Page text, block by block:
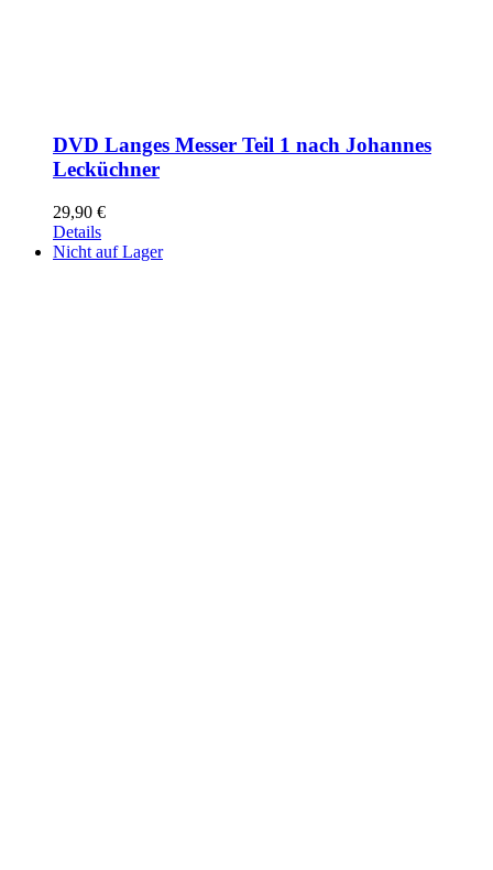
DVD Langes Messer Teil 1 nach Johannes
Lecküchner
29,90 €
Details
Nicht auf Lager